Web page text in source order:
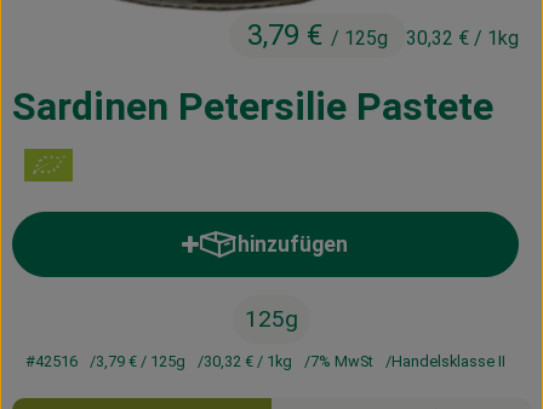
Lieferservice
Neues vom Hof
Sardinen Petersilie Pastete
3,79 € / 125g 30,32 € / 1kg
hinzufügen
Produkt zum Warenkorb
125g
#42516 3,79 € / 125g 30,32 € / 1kg 7% MwSt Handelsklasse II